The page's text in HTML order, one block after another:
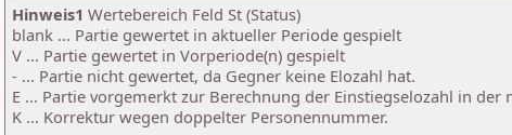
Hinweis1 Wertebereich Feld St (Status)
blank ... Partie gewertet in aktueller Periode gespielt
V ... Partie gewertet in Vorperiode(n) gespielt
- ... Partie nicht gewertet, da Gegner keine Elozahl hat.
E ... Partie vorgemerkt zur Berechnung der Einstiegselozahl in der
K ... Korrektur wegen doppelter Personennummer.